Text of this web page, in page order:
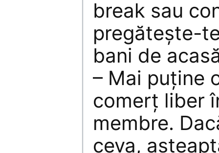
break sau
pregătește-
bani de
– Mai puține
comerț liber
membre.
ceva,